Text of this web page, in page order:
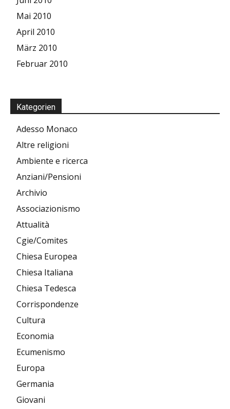
Mai 2010
April 2010
März 2010
Februar 2010
Kategorien
Adesso Monaco
Altre religioni
Ambiente e ricerca
Anziani/Pensioni
Archivio
Associazionismo
Attualità
Cgie/Comites
Chiesa Europea
Chiesa Italiana
Chiesa Tedesca
Corrispondenze
Cultura
Economia
Ecumenismo
Europa
Germania
Giovani